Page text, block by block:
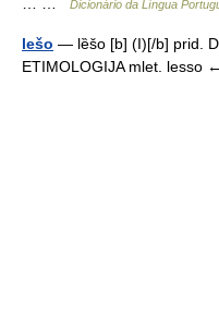
Dicionário da Língua
lešo — lȅšo [b] (I)[/b] prid.
ETIMOLOGIJA mlet.